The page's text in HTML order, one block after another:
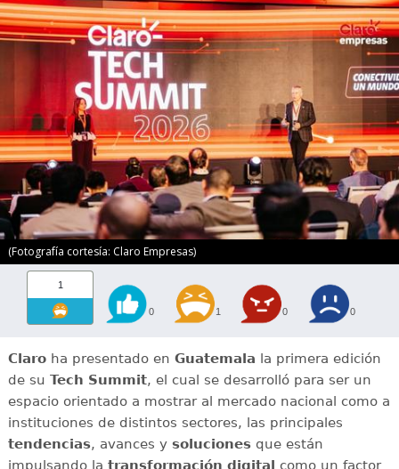
(Fotografía cortesía: Claro Empresas)
1
0 1 0 0
Claroha presentado en Guatemala la primera edición
de su Tech Summit, el cual se desarrolló para ser un
espacio orientado a mostrar al mercado nacional como a
instituciones de distintos sectores, las principales
tendencias, avances y solucionesque están
impulsando la transformación digital como un factor